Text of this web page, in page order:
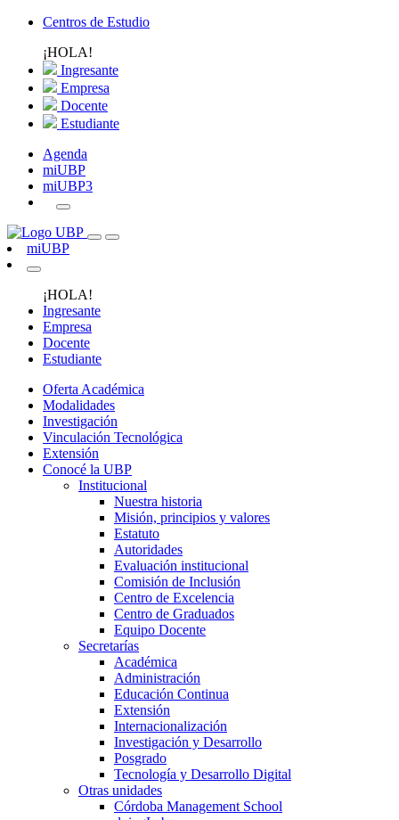
Centros de Estudio
¡HOLA!
Ingresante
Empresa
Docente
Estudiante
Agenda
miUBP
miUBP3
miUBP
¡HOLA!
Ingresante
Empresa
Docente
Estudiante
Oferta Académica
Modalidades
Investigación
Vinculación Tecnológica
Extensión
Conocé la UBP
Institucional
Nuestra historia
Misión, principios y valores
Estatuto
Autoridades
Evaluación institucional
Comisión de Inclusión
Centro de Excelencia
Centro de Graduados
Equipo Docente
Secretarías
Académica
Administración
Educación Continua
Extensión
Internacionalización
Investigación y Desarrollo
Posgrado
Tecnología y Desarrollo Digital
Otras unidades
Córdoba Management School